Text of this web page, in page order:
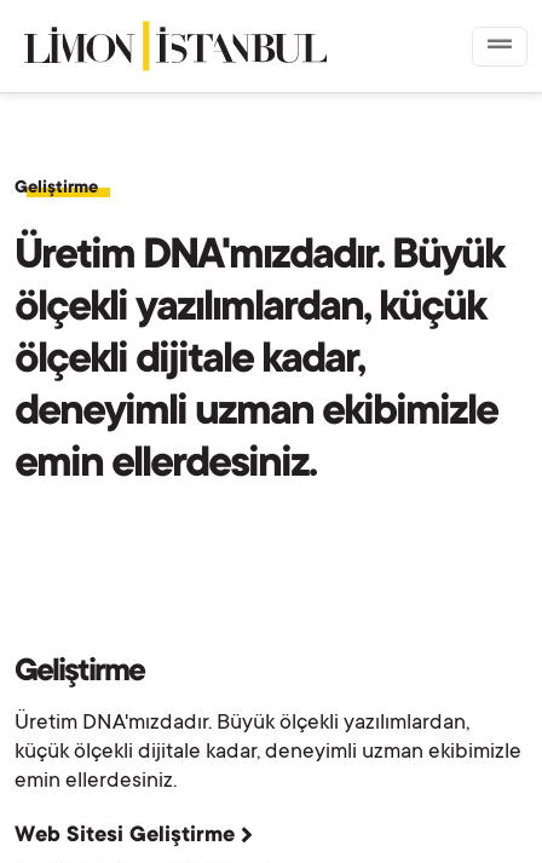
Geliştirme
Üretim DNA'mızdadır. Büyük
ölçekli yazılımlardan, küçük
ölçekli dijitale kadar,
deneyimli uzman ekibimizle
emin ellerdesiniz.
Geliştirme
Üretim DNA'mızdadır. Büyük ölçekli yazılımlardan,
küçük ölçekli dijitale kadar, deneyimli uzman ekibimizle
emin ellerdesiniz.
Web Sitesi Geliştirme